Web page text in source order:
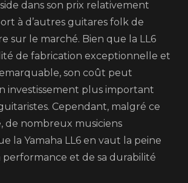
dans son prix relativement
à d’autres guitares folk de
sur le marché. Bien que la LL6
de fabrication exceptionnelle et
son coût peut
investissement plus important
Cependant, malgré ce
de nombreux musiciens
la Yamaha LL6 en vaut la peine
performance et de sa durabilité